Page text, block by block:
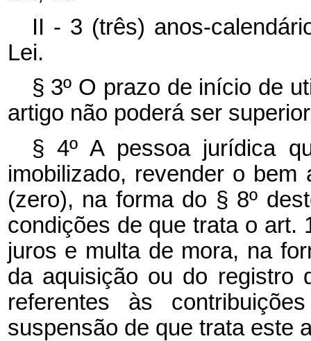
II - 3 (três) anos-
Lei.
§ 3º O prazo de início de
artigo não poderá ser
§ 4º A pessoa jurídica
imobilizado, revender o
(zero), na forma do § 8º
condições de que trata o art.
juros e multa de mora, na
da aquisição ou do registro
referentes às
suspensão de que trata este